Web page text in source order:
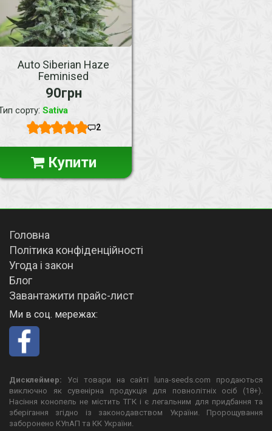
Auto Siberian Haze
Feminised
90грн
сорту: Sativa
2
Купити
Головна
Політика конфіденційності
Угода і закон
Блог
Завантажити прайс-лист
Ми в соц. мережах:
Дисклеймер: Усі товари на сайті luna-seeds.com продаються
виключно як сувенірна продукція для повнолітніх осіб (18+).
Насіння конопель не містить ТГК і є легальним для придбання та
зберігання згідно із законодавством України. Пророщування
заборонено КУпАП та КК України.